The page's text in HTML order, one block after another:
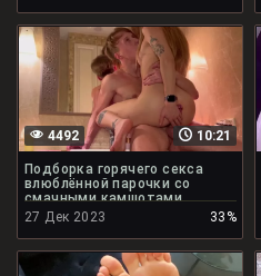
10:21
4492
Подборка горячего секса
влюблённой парочки со
смачными камшотами
27 Дек 2023
33%